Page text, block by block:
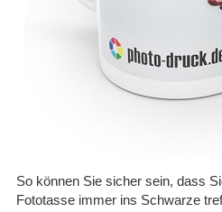
So können Sie sicher sein, dass
Fototasse immer ins Schwarze